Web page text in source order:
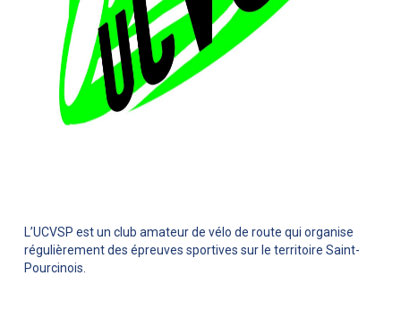
L’UCVSP est un club amateur de vélo de route qui organise
régulièrement des épreuves sportives sur le territoire Saint-
Pourcinois.